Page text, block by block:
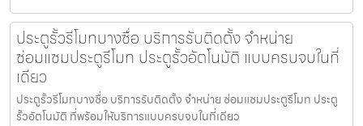
ประตูรั้วรีโมทบางซื่อ บริการรับติดตั้ง จำหน่าย
ซ่อมแซมประตูรีโมท ประตูรั้วอัตโนมัติ แบบครบจบในที่
เดียว
ประตูรั้วรีโมทบางซื่อ บริการรับติดตั้ง จำหน่าย ซ่อมแซมประตูรีโมท ประตู
รั้วอัตโนมัติ ที่พร้อมให้บริการแบบครบจบในที่เดียว